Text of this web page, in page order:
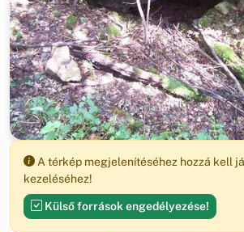
A térkép megjelenítéséhez hozzá kell
kezeléséhez!
Külső források engedélyezése!